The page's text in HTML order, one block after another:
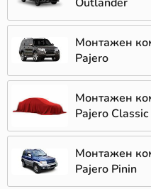
Монтажен
Pajero
Монтажен
Pajero Classic
Монтажен
Pajero Pinin